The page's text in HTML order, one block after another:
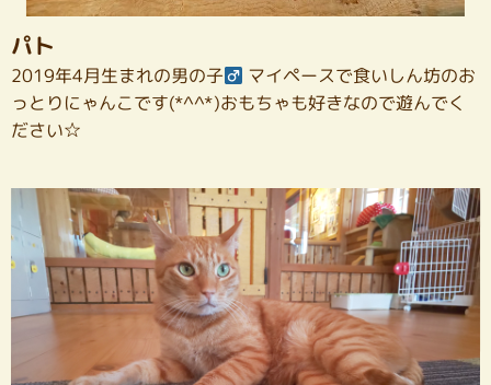
パト
2019年4月生まれの男の子 マイペースで食いしん坊のお
っとりにゃんこです(*^^*)おもちゃも好きなので遊んでく
ださい☆